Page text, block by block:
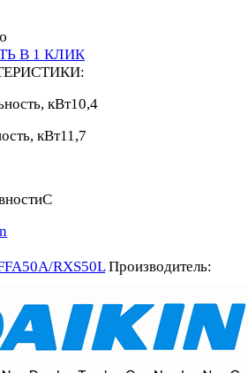
В 1 КЛИК
кВт10,4
кВт11,7
С
RXS50LПроизводитель: